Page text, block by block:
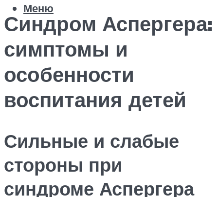
Меню
Синдром Аспергера:
симптомы и
особенности
воспитания детей
Сильные и слабые
стороны при
синдроме Аспергера